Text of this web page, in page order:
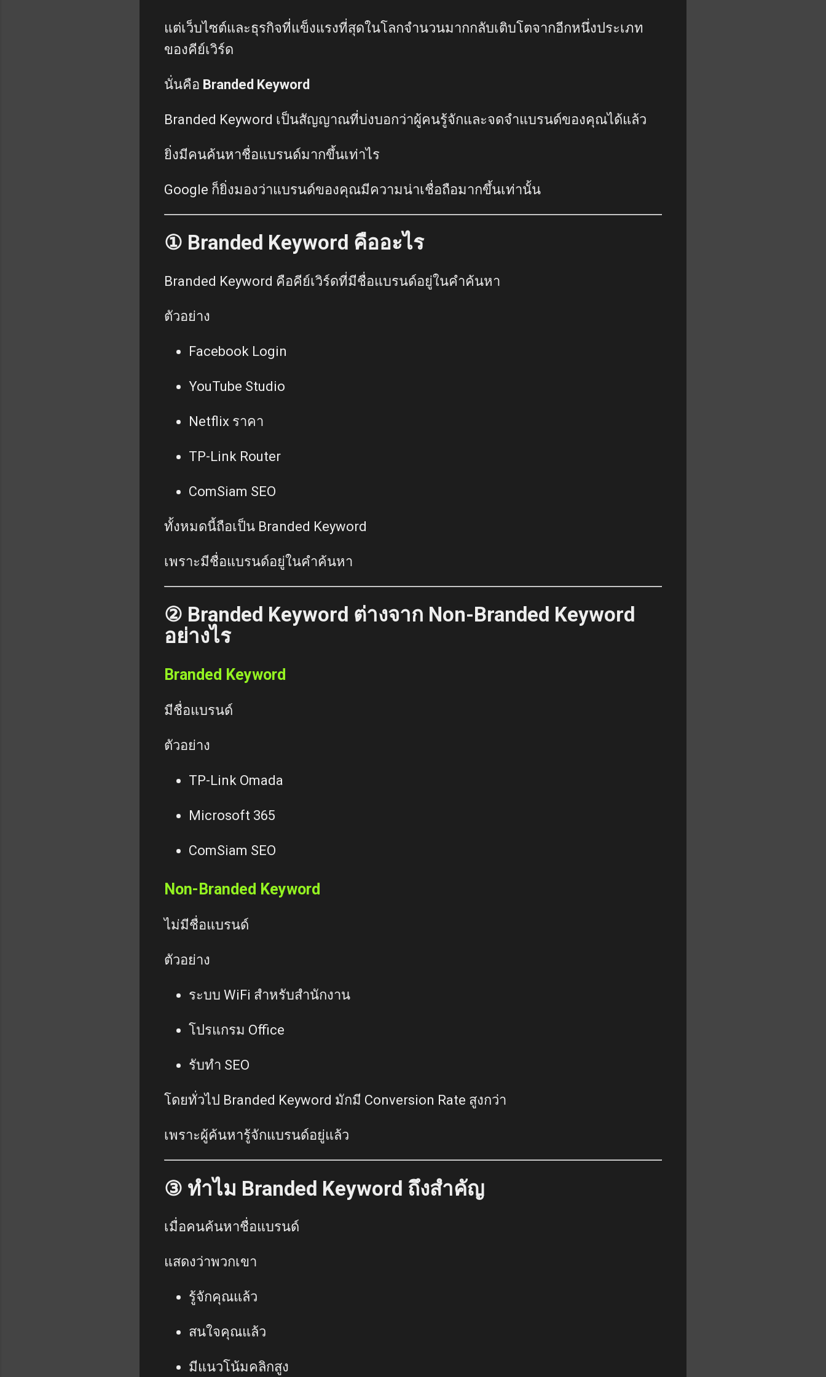
แต่เว็บไซต์และธุรกิจที่แข็งแรงที่สุดในโลกจำนวนมากกลับเติบโตจากอีกหนึ่งประเภท
ของคีย์เวิร์ด
นั่นคือ Branded Keyword
Branded Keyword เป็นสัญญาณที่บ่งบอกว่าผู้คนรู้จักและจดจำแบรนด์ของคุณได้แล้ว
ยิ่งมีคนค้นหาชื่อแบรนด์มากขึ้นเท่าไร
Google ก็ยิ่งมองว่าแบรนด์ของคุณมีความน่าเชื่อถือมากขึ้นเท่านั้น
① Branded Keyword คืออะไร
Branded Keyword คือคีย์เวิร์ดที่มีชื่อแบรนด์อยู่ในคำค้นหา
ตัวอย่าง
Facebook Login
YouTube Studio
Netflix ราคา
TP-Link Router
ComSiam SEO
ทั้งหมดนี้ถือเป็น Branded Keyword
เพราะมีชื่อแบรนด์อยู่ในคำค้นหา
② Branded Keyword ต่างจาก Non-Branded Keyword
อย่างไร
Branded Keyword
มีชื่อแบรนด์
ตัวอย่าง
TP-Link Omada
Microsoft 365
ComSiam SEO
Non-Branded Keyword
ไม่มีชื่อแบรนด์
ตัวอย่าง
ระบบ WiFi สำหรับสำนักงาน
โปรแกรม Office
รับทำ SEO
โดยทั่วไป Branded Keyword มักมี Conversion Rate สูงกว่า
เพราะผู้ค้นหารู้จักแบรนด์อยู่แล้ว
③ ทำไม Branded Keyword ถึงสำคัญ
เมื่อคนค้นหาชื่อแบรนด์
แสดงว่าพวกเขา
รู้จักคุณแล้ว
สนใจคุณแล้ว
มีแนวโน้มคลิกสูง